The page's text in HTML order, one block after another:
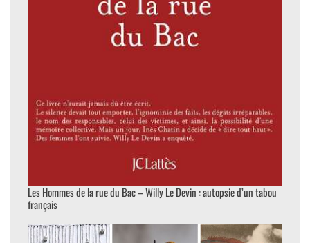
Les Hommes de la rue du Bac – Willy Le Devin : autopsie d’un tabou
français